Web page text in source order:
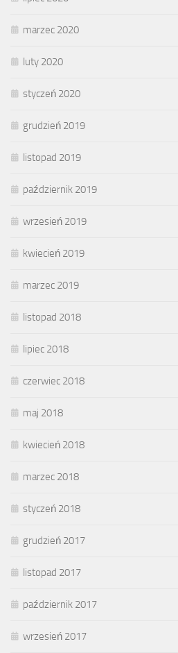
marzec 2020
luty 2020
styczeń 2020
grudzień 2019
listopad 2019
październik 2019
wrzesień 2019
kwiecień 2019
marzec 2019
listopad 2018
lipiec 2018
czerwiec 2018
maj 2018
kwiecień 2018
marzec 2018
styczeń 2018
grudzień 2017
listopad 2017
październik 2017
wrzesień 2017